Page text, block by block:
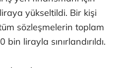
yükseltildi. Bir kişi
sözleşmelerin toplam
lirayla sınırlandırıldı.